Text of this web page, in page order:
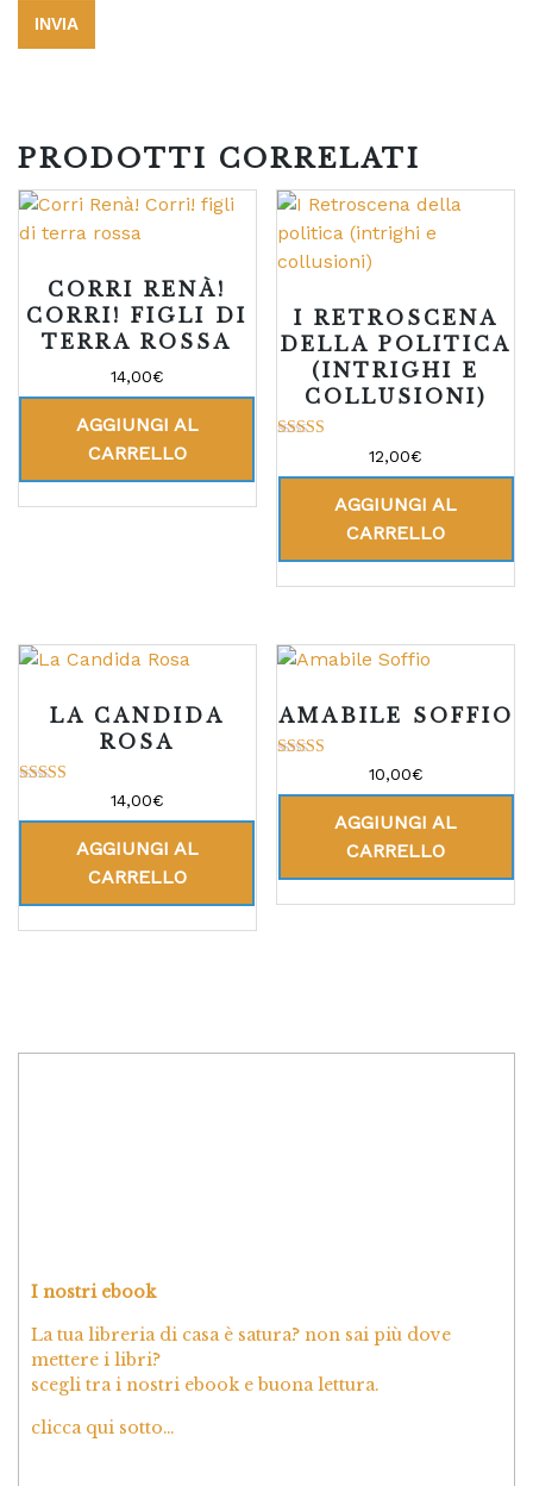
PRODOTTI CORRELATI
CORRI RENÀ!
CORRI! FIGLI DI
TERRA ROSSA
14,00€
AGGIUNGI AL
CARRELLO
I RETROSCENA
DELLA POLITICA
(INTRIGHI E
COLLUSIONI)
su 5
12,00€
AGGIUNGI AL
CARRELLO
LA CANDIDA
ROSA
su 5
14,00€
AGGIUNGI AL
CARRELLO
AMABILE SOFFIO
su 5
10,00€
AGGIUNGI AL
CARRELLO
I nostri ebook
La tua libreria di casa è satura? non sai più dove
mettere i libri?
scegli tra i nostri ebook e buona lettura.
clicca qui sotto…